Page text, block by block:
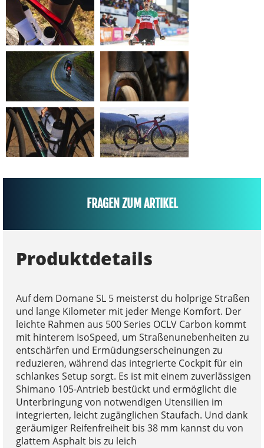
FRAGEN ZUM ARTIKEL
Produktdetails
Auf dem Domane SL 5 meisterst du holprige Straßen
und lange Kilometer mit jeder Menge Komfort. Der
leichte Rahmen aus 500 Series OCLV Carbon kommt
mit hinterem IsoSpeed, um Straßenunebenheiten zu
entschärfen und Ermüdungserscheinungen zu
reduzieren, während das integrierte Cockpit für ein
schlankes Setup sorgt. Es ist mit einem zuverlässigen
Shimano 105-Antrieb bestückt und ermöglicht die
Unterbringung von notwendigen Utensilien im
integrierten, leicht zugänglichen Staufach. Und dank
geräumiger Reifenfreiheit bis 38 mm kannst du von
glattem Asphalt bis zu leich